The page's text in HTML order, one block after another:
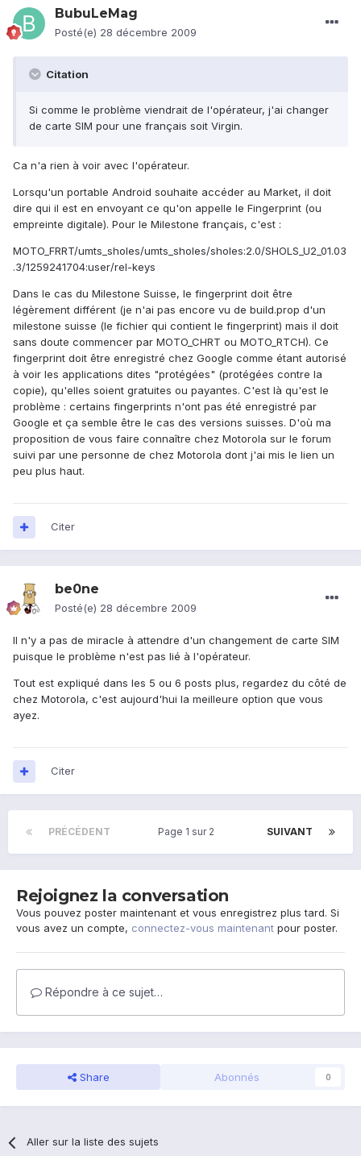
BubuLeMag
Posté(e) 28 décembre 2009
Citation
Si comme le problème viendrait de l'opérateur, j'ai changer
de carte SIM pour une français soit Virgin.
Ca n'a rien à voir avec l'opérateur.
Lorsqu'un portable Android souhaite accéder au Market, il doit
dire qui il est en envoyant ce qu'on appelle le Fingerprint (ou
empreinte digitale). Pour le Milestone français, c'est :
MOTO_FRRT/umts_sholes/umts_sholes/sholes:2.0/SHOLS_U2_01.03
.3/1259241704:user/rel-keys
Dans le cas du Milestone Suisse, le fingerprint doit être
légèrement différent (je n'ai pas encore vu de build.prop d'un
milestone suisse (le fichier qui contient le fingerprint) mais il doit
sans doute commencer par MOTO_CHRT ou MOTO_RTCH). Ce
fingerprint doit être enregistré chez Google comme étant autorisé
à voir les applications dites "protégées" (protégées contre la
copie), qu'elles soient gratuites ou payantes. C'est là qu'est le
problème : certains fingerprints n'ont pas été enregistré par
Google et ça semble être le cas des versions suisses. D'où ma
proposition de vous faire connaître chez Motorola sur le forum
suivi par une personne de chez Motorola dont j'ai mis le lien un
peu plus haut.
Citer
be0ne
Posté(e) 28 décembre 2009
Il n'y a pas de miracle à attendre d'un changement de carte SIM
puisque le problème n'est pas lié à l'opérateur.
Tout est expliqué dans les 5 ou 6 posts plus, regardez du côté de
chez Motorola, c'est aujourd'hui la meilleure option que vous
ayez.
Citer
PRÉCÉDENT SUIVANT
Page 1 sur 2
Rejoignez la conversation
Vous pouvez poster maintenant et vous enregistrez plus tard. Si
vous avez un compte, connectez-vous maintenant pour poster.
Répondre à ce sujet…
Share Abonnés 0
Aller sur la liste des sujets